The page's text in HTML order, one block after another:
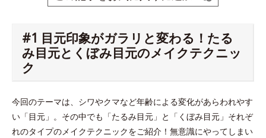
#1 目元印象がガラリと変わる！たる
み目元とくぼみ目元のメイクテクニッ
ク
今回のテーマは、シワやクマなど年齢による変化があらわれやす
い「目元」。その中でも「たるみ目元」と「くぼみ目元」それぞ
れのタイプのメイクテクニックをご紹介！無意識にやってしまい